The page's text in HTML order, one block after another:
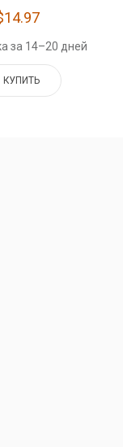
за 14–20 дней
КУПИТЬ